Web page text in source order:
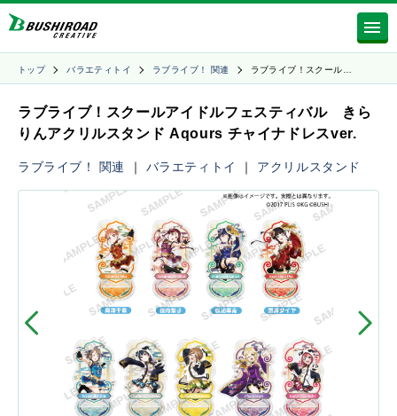
トップ バラエティトイ ラブライブ！ 関連 ラブライブ！スクール…
ラブライブ！スクールアイドルフェスティバル きら
りんアクリルスタンド Aqours チャイナドレスver.
ラブライブ！ 関連 ｜ バラエティトイ ｜ アクリルスタンド